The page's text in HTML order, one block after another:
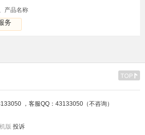
产品名称
务
，客服QQ：43133050（不咨询）
版 投诉